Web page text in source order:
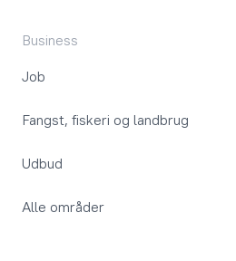
Business
Job
Fangst, fiskeri og landbrug
Udbud
Alle områder